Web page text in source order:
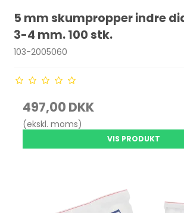
5 mm skumpropper indre
3-4 mm. 100 stk.
103-2005060
497,00 DKK
(ekskl. moms)
VIS PRODUKT